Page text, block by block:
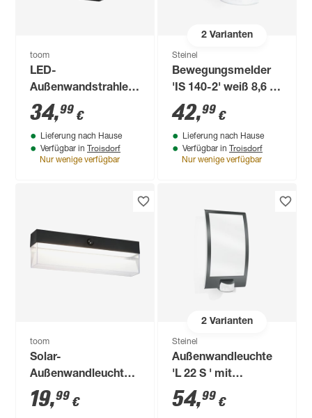
toom
LED-
Außenwandstrahler
mit
Bewegungssensor
3800 lm
tageslichtweiß IP 44
34,99 €
Lieferung nach Hause
Verfügbar in Troisdorf
Nur wenige verfügbar
2Varianten
Steinel
Bewegungsmelder
'IS 140-2' weiß 8,6 x
8,2 x 9,9 cm
42,99 €
Lieferung nach Hause
Verfügbar in Troisdorf
Nur wenige verfügbar
toom
Solar-
Außenwandleuchte
'Triest' mit
Bewegungssensor
19,99 €
2Varianten
Steinel
Außenwandleuchte
'L 22 S ' mit
Bewegungssensor
60 W IP 44 16,2 x
54,99 €